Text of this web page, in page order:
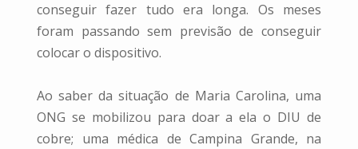
conseguir fazer tudo era longa. Os meses
foram passando sem previsão de conseguir
colocar o dispositivo.
Ao saber da situação de Maria Carolina, uma
ONG se mobilizou para doar a ela o DIU de
cobre; uma médica de Campina Grande, na